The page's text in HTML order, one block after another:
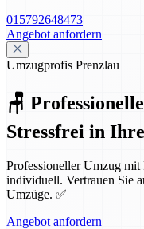
015792648473
Angebot anfordern
Umzugprofis Prenzlau
🪑
Stressfrei in
Professioneller Umzug mit
individuell. Vertrauen Sie
Umzüge. ✅
Angebot anfordern